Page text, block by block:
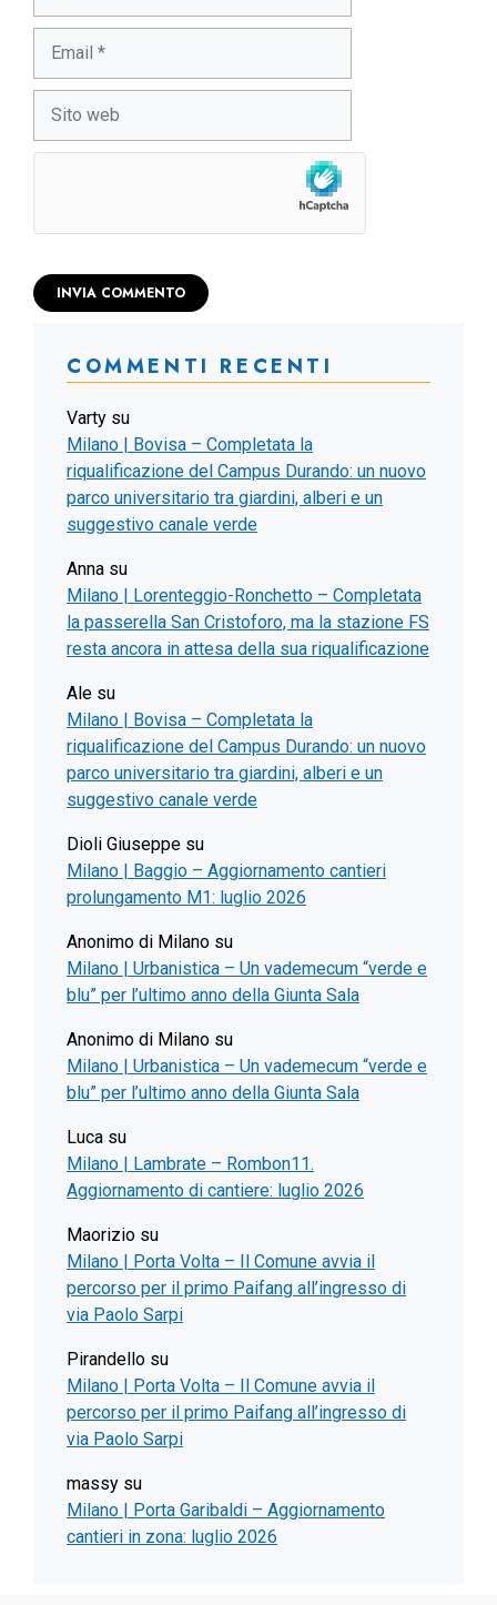
web
COMMENTI RECENTI
Varty su
Milano | Bovisa – Completata la
riqualificazione del Campus Durando: un nuovo
parco universitario tra giardini, alberi e un
suggestivo canale verde
Anna su
Milano | Lorenteggio-Ronchetto – Completata
la passerella San Cristoforo, ma la stazione FS
resta ancora in attesa della sua riqualificazione
Ale su
Milano | Bovisa – Completata la
riqualificazione del Campus Durando: un nuovo
parco universitario tra giardini, alberi e un
suggestivo canale verde
Dioli Giuseppe su
Milano | Baggio – Aggiornamento cantieri
prolungamento M1: luglio 2026
Anonimo di Milano su
Milano | Urbanistica – Un vademecum “verde e
blu” per l’ultimo anno della Giunta Sala
Anonimo di Milano su
Milano | Urbanistica – Un vademecum “verde e
blu” per l’ultimo anno della Giunta Sala
Luca su
Milano | Lambrate – Rombon11.
Aggiornamento di cantiere: luglio 2026
Maorizio su
Milano | Porta Volta – Il Comune avvia il
percorso per il primo Paifang all’ingresso di
via Paolo Sarpi
Pirandello su
Milano | Porta Volta – Il Comune avvia il
percorso per il primo Paifang all’ingresso di
via Paolo Sarpi
massy su
Milano | Porta Garibaldi – Aggiornamento
cantieri in zona: luglio 2026